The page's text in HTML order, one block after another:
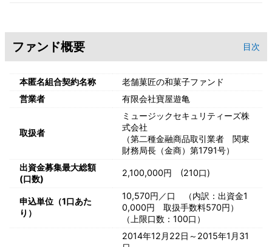
ファンド概要 目次
本匿名組合契約名称
老舗菓匠の和菓子ファンド
営業者
有限会社寶屋遊亀
取扱者
ミュージックセキュリティーズ株
式会社
（第二種金融商品取引業者 関東
財務局長（金商）第1791号）
出資金募集最大総額
(口数)
2,100,000円 (210口)
申込単位（1口あた
り）
10,570円／口 （内訳：出資金1
0,000円 取扱手数料570円）
（上限口数：100口）
2014年12月22日～2015年1月31